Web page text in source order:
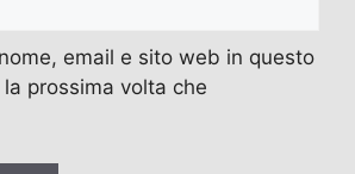
email e sito web in questo
prossima volta che